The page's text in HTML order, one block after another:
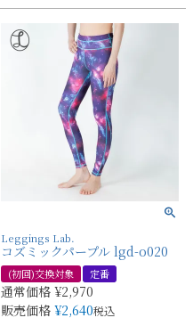
Leggings Lab.
コズミックパープル lgd-o020
(初回)交換対象 定番
通常価格 ¥2,970
販売価格 ¥2,640税込